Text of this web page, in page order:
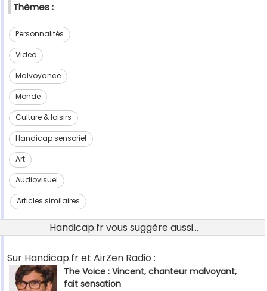
Thèmes :
Personnalités
Video
Malvoyance
Monde
Culture & loisirs
Handicap sensoriel
Art
Audiovisuel
Articles similaires
Handicap.fr vous suggère aussi...
Sur Handicap.fr et AirZen Radio :
The Voice : Vincent, chanteur malvoyant,
fait sensation